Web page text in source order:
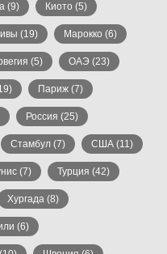
(9) Киото (5)
(19) Марокко (6)
(5) ОАЭ (23)
Париж (7)
Россия (25)
Стамбул (7) США (11)
(7) Турция (42)
Хургада (8)
(6)